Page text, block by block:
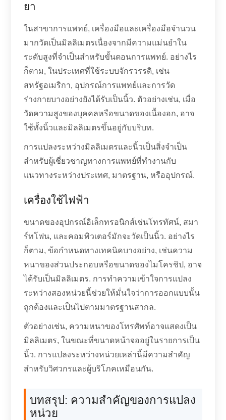
ยา
ในสาขาการแพทย์, เครื่องมือและเครื่องมือจำนวน
มากวัดเป็นมิลลิเมตรเนื่องจากมีความแม่นยำใน
ระดับสูงที่จำเป็นสำหรับขั้นตอนการแพทย์. อย่างไร
ก็ตาม, ในประเทศที่ใช้ระบบจักรวรรดิ, เช่น
สหรัฐอเมริกา, อุปกรณ์การแพทย์และการวัด
ร่างกายบางอย่างยังได้รับเป็นนิ้ว. ตัวอย่างเช่น, เมื่อ
วัดความสูงของบุคคลหรือขนาดของเนื้องอก, อาจ
ใช้ทั้งนิ้วและมิลลิเมตรขึ้นอยู่กับบริบท.
การแปลงระหว่างมิลลิเมตรและนิ้วเป็นสิ่งจำเป็น
สำหรับผู้เชี่ยวชาญทางการแพทย์ที่ทำงานกับ
แนวทางระหว่างประเทศ, มาตรฐาน, หรืออุปกรณ์.
เครื่องใช้ไฟฟ้า
ขนาดของอุปกรณ์อิเล็กทรอนิกส์เช่นโทรทัศน์, สมา
ร์ทโฟน, และคอมพิวเตอร์มักจะวัดเป็นนิ้ว. อย่างไร
ก็ตาม, ข้อกำหนดทางเทคนิคบางอย่าง, เช่นความ
หนาของส่วนประกอบหรือขนาดของไมโครชิป, อาจ
ได้รับเป็นมิลลิเมตร. การทำความเข้าใจการแปลง
ระหว่างสองหน่วยนี้ช่วยให้มั่นใจว่าการออกแบบนั้น
ถูกต้องและเป็นไปตามมาตรฐานสากล.
ตัวอย่างเช่น, ความหนาของโทรศัพท์อาจแสดงเป็น
มิลลิเมตร, ในขณะที่ขนาดหน้าจออยู่ในรายการเป็น
นิ้ว. การแปลงระหว่างหน่วยเหล่านี้มีความสำคัญ
สำหรับวิศวกรและผู้บริโภคเหมือนกัน.
บทสรุป: ความสำคัญของการแปลง
หน่วย